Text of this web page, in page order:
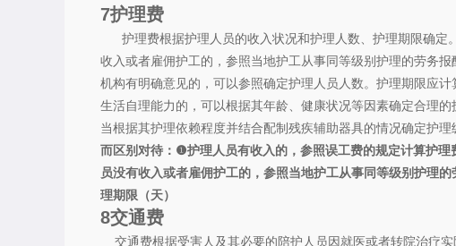
7护理费
护理费根据护理人员的收入状况和护理人数、护理期限确定
收入或者雇佣护工的，参照当地护工从事同等级别护理的劳务
机构有明确意见的，可以参照确定护理人员人数。护理期限应
生活自理能力的，可以根据其年龄、健康状况等因素确定合理
当根据其护理依赖程度并结合配制残疾辅助器具的情况确定护理
而区别对待： ❶护理人员有收入的，参照误工费的规定计算护理
员没有收入或者雇佣护工的，参照当地护工从事同等级别护理
理期限（天）
8交通费
交通费根据受害人及其必要的陪护人员因就医或者转院治疗